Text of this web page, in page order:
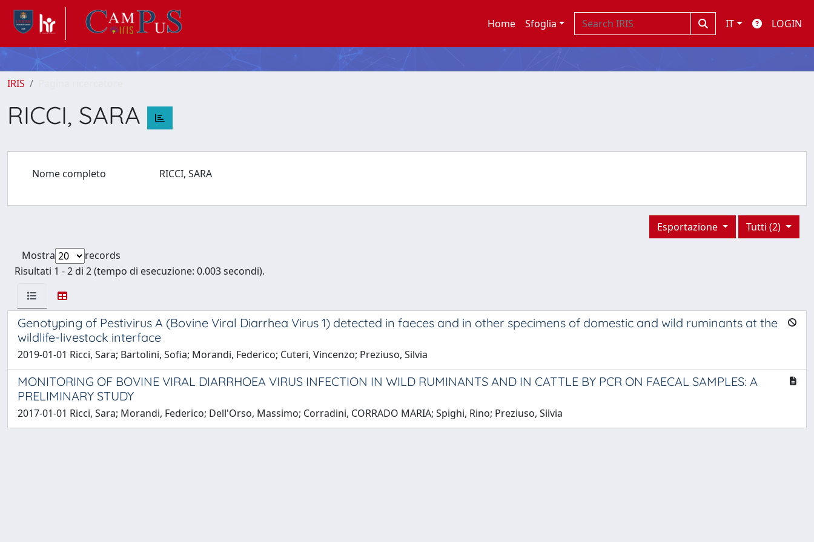
Home Sfoglia IT LOGIN
IRIS
RICCI, SARA
Nome completo RICCI, SARA
Tutti (2)
Esportazione
Mostra
records
Risultati 1 - 2 di 2 (tempo di esecuzione: 0.003 secondi).
Genotyping of Pestivirus A (Bovine Viral Diarrhea Virus 1) detected in faeces and in other specimens of domestic and wild ruminants at the
wildlife-livestock interface
2019-01-01 Ricci, Sara; Bartolini, Sofia; Morandi, Federico; Cuteri, Vincenzo; Preziuso, Silvia
MONITORING OF BOVINE VIRAL DIARRHOEA VIRUS INFECTION IN WILD RUMINANTS AND IN CATTLE BY PCR ON FAECAL SAMPLES: A
PRELIMINARY STUDY
2017-01-01 Ricci, Sara; Morandi, Federico; Dell'Orso, Massimo; Corradini, CORRADO MARIA; Spighi, Rino; Preziuso, Silvia